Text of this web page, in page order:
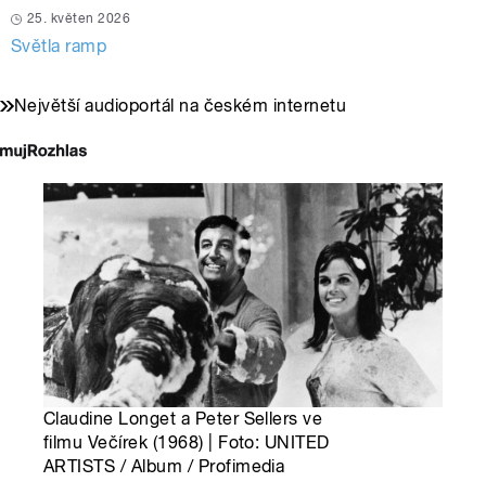
25. květen 2026
Světla ramp
Největší audioportál na českém internetu
Claudine Longet a Peter Sellers ve
filmu Večírek (1968) | Foto: UNITED
ARTISTS / Album / Profimedia